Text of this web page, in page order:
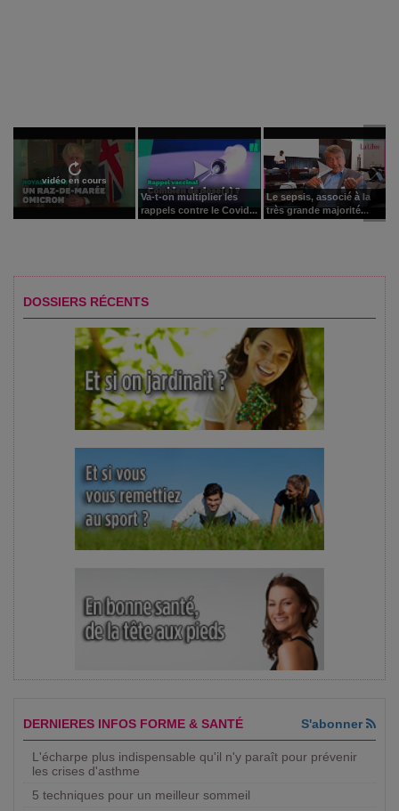
vidéo en cours
Va-t-on multiplier les
rappels contre le Covid...
Le sepsis, associé à la
très grande majorité...
DOSSIERS RÉCENTS
DERNIERES INFOS FORME & SANTÉ S'abonner
L'écharpe plus indispensable qu'il n'y paraît pour prévenir
les crises d'asthme
5 techniques pour un meilleur sommeil